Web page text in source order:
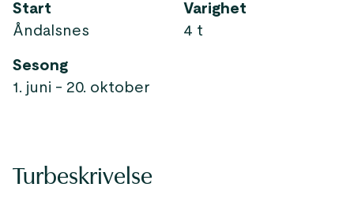
Start
Åndalsnes
Varighet
4 t
Sesong
1. juni - 20. oktober
Turbeskrivelse